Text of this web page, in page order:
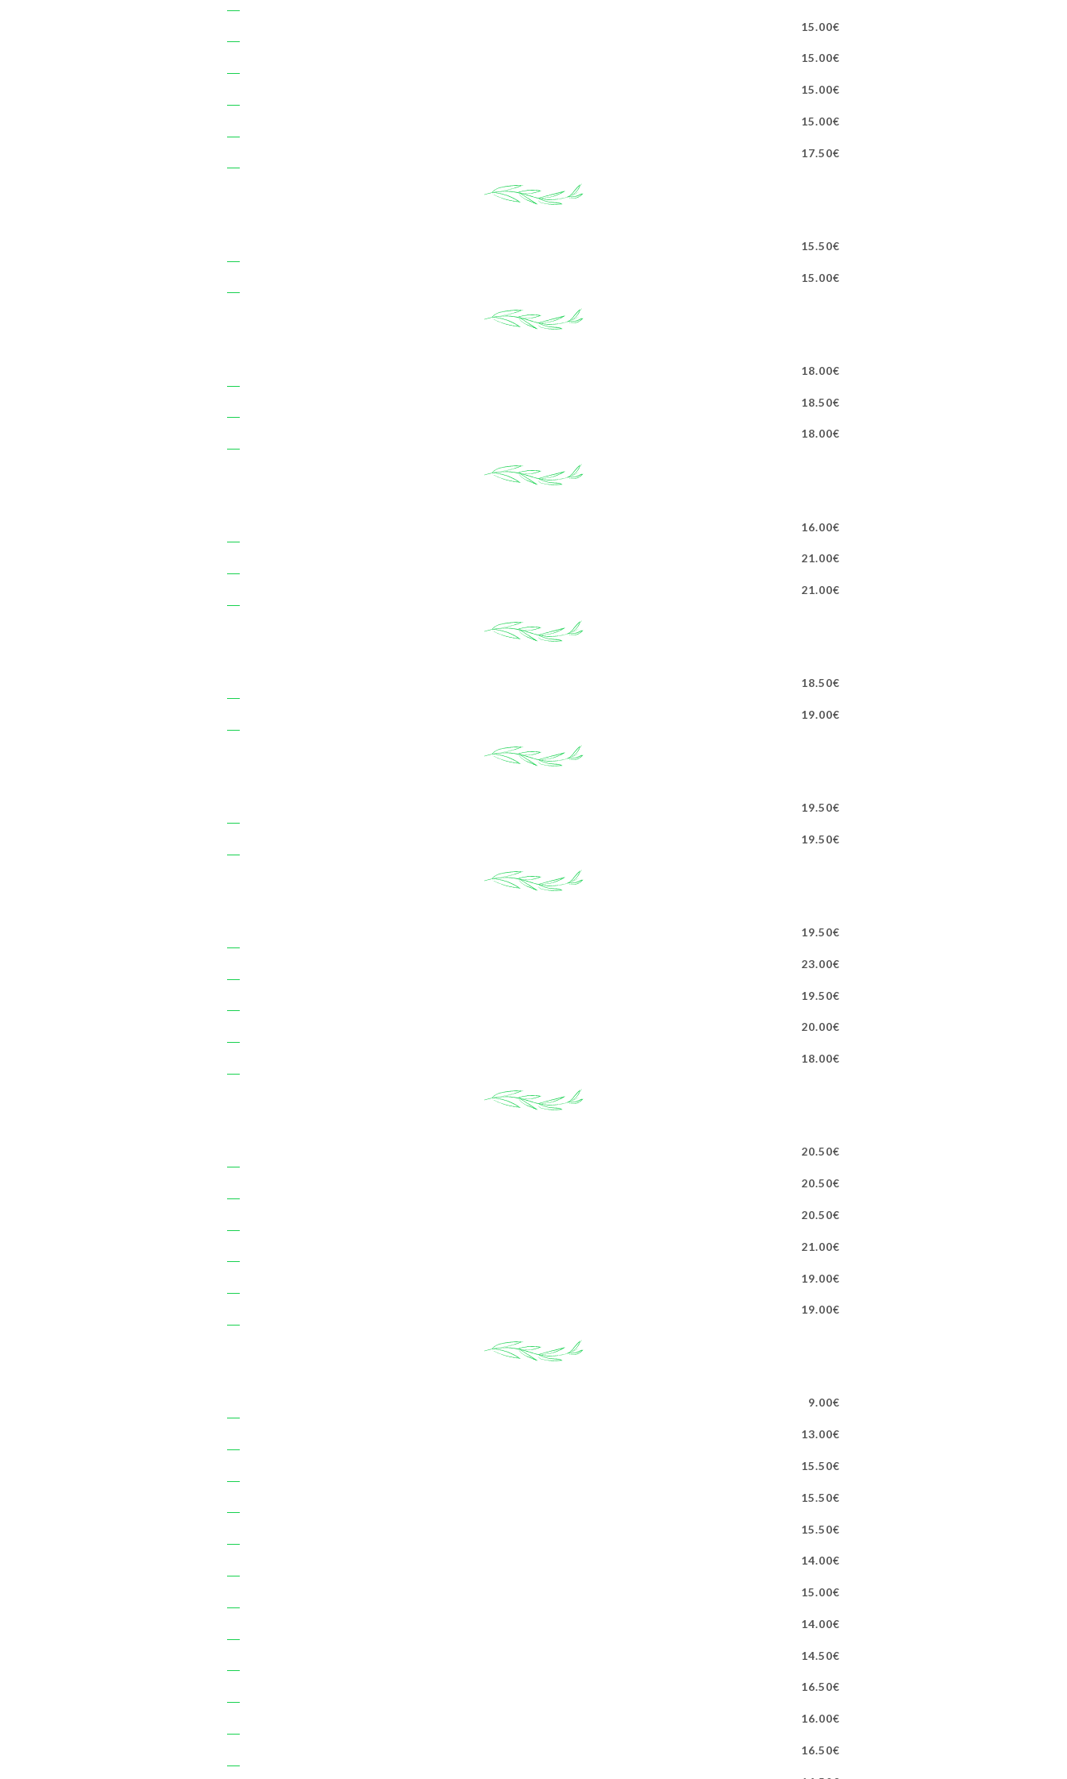
15.00€
15.00€
15.00€
15.00€
17.50€
15.50€
15.00€
18.00€
18.50€
18.00€
16.00€
21.00€
21.00€
18.50€
19.00€
19.50€
19.50€
19.50€
23.00€
19.50€
20.00€
18.00€
20.50€
20.50€
20.50€
21.00€
19.00€
19.00€
9.00€
13.00€
15.50€
15.50€
15.50€
14.00€
15.00€
14.00€
14.50€
16.50€
16.00€
16.50€